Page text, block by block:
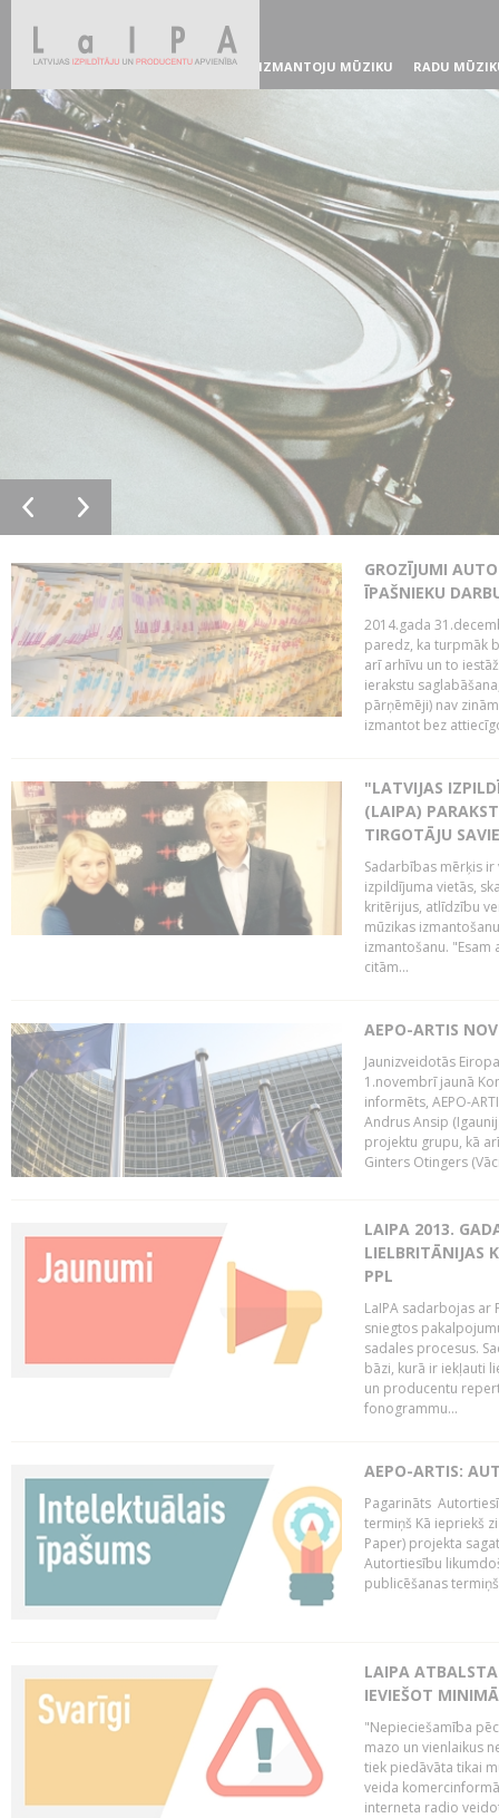
IZMANTOJU MŪZIKU RADU
GROZĪJUMI
ĪPAŠNIEKU
2014.gada
paredz, ka turpmāk
arī arhīvu un to
ierakstu
pārņēmēji) nav
izmantot bez
"LATVIJAS
(LAIPA)
TIRGOTĀJU
Sadarbības mērķis
izpildījuma vietās,
kritērijus, atlīdzību
mūzikas
izmantošanu.
citām...
AEPO-ARTIS
Jaunizveidotās
1.novembrī jaunā
informēts, AEPO-
Andrus Ansip
projektu grupu, kā
Ginters Otingers
LAIPA 2013.
LIELBRITĀNIJAS
PPL
LaIPA sadarbojas
sniegtos
sadales procesus.
bāzi, kurā ir iekļauti
un producentu
fonogrammu...
AEPO-ARTIS:
Pagarināts
termiņš Kā iepriekš
Paper) projekta
Autortiesību
publicēšanas
LAIPA
IEVIEŠOT
"Nepieciešamība
mazo un vienlaikus
tiek piedāvāta tikai
veida
interneta radio